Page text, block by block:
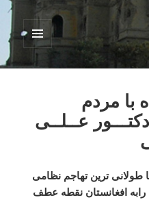
فهرست
ابزارک‌ها
با مردم
عــلــی
طولانی ترین تهاجم نظامی
رابه افغانستان نقطه عطف